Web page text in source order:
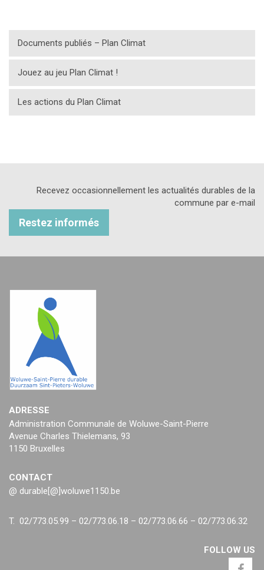
Documents publiés – Plan Climat
Jouez au jeu Plan Climat !
Les actions du Plan Climat
Recevez occasionnellement les actualités durables de la
commune par e-mail
Restez informés
ADRESSE
Administration Communale de Woluwe-Saint-Pierre
Avenue Charles Thielemans, 93
1150 Bruxelles
CONTACT
@ durable[@]woluwe1150.be
T. 02/773.05.99 – 02/773.06.18 – 02/773.06.66 – 02/773.06.32
FOLLOW US